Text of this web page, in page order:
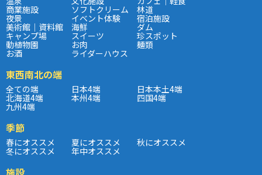
商業施設 ソフトクリーム 林道
夜景 イベント体験 宿泊施設
美術館｜資料館 海鮮 ダム
キャンプ場 スイーツ 珍スポット
動植物園 お肉 麺類
お酒 ライダーハウス
東西南北の端
全ての端 日本4端 日本本土4端
北海道4端 本州4端 四国4端
九州4端
季節
春にオススメ 夏にオススメ 秋にオススメ
冬にオススメ 年中オススメ
施設